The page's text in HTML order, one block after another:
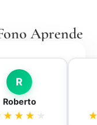
Aprende